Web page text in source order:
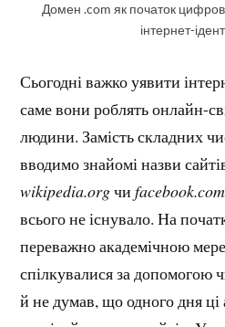
Домен .com як початок
інтернет-
Сьогодні важко уявити
саме вони роблять онлайн-
людини. Замість складних
вводимо знайомі назви
wikipedia.orgчиfacebook.com
всього не існувало. На
переважно академічною
спілкувалися за допомогою
й не думав, що одного дня ці